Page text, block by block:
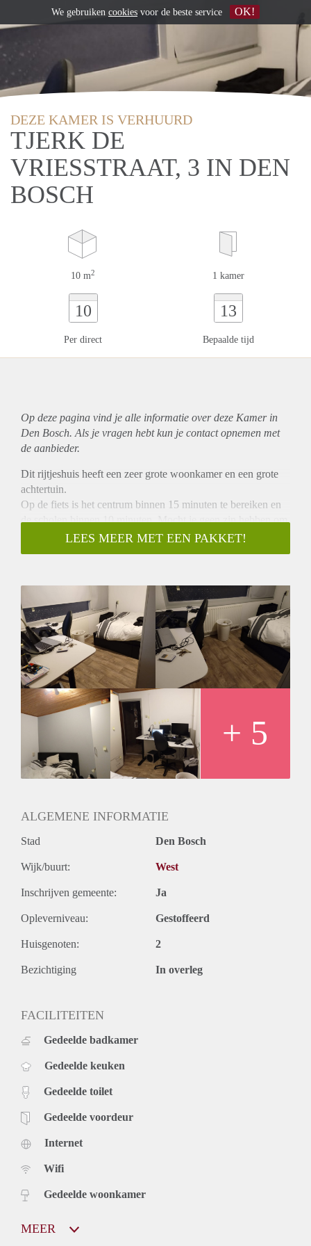
DEZE KAMER IS VERHUURD
TJERK DE
VRIESSTRAAT, 3 IN DEN
BOSCH
10 m2 1 kamer
10
Per direct
13
Bepaalde tijd
Op deze pagina vind je alle informatie over deze Kamer in
Den Bosch. Als je vragen hebt kun je contact opnemen met
de aanbieder.
Dit rijtjeshuis heeft een zeer grote woonkamer en een grote
achtertuin.
Op de fiets is het centrum binnen 15 minuten te bereiken en
de scholen binnen 10 minuten. Mocht je geen zin hebben om
te fietsen is er een straat verderop een bushalte.
Het huishouden bestaat uit twee huisgenoten en een
eten is dit mogelijk. Mocht je een hekel hebben aan
vaatwassen dan kan je je hart ophalen want er is een
vaatwasser aanwezig.
Parkeerplaatsen zijn gratis beschikbaar bij het huis.
Het bed, bureau en de kast kunnen blijven staan mocht dit
wenselijk zijn!
LEES MEER MET EEN PAKKET!
+ 5
ALGEMENE INFORMATIE
Stad Den Bosch
Wijk/buurt: West
Inschrijven gemeente: Ja
Opleverniveau: Gestoffeerd
Huisgenoten: 2
Bezichtiging In overleg
FACILITEITEN
Gedeelde badkamer
Gedeelde keuken
Gedeelde toilet
Gedeelde voordeur
Internet
Wifi
Gedeelde woonkamer
MEER
We gebruiken cookies voor de beste service OK!